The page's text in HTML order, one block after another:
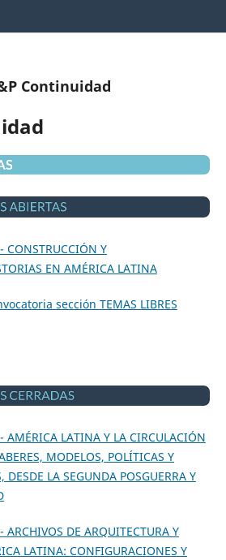
Continuidad
Y
EN AMÉRICA LATINA
sección TEMAS LIBRES
LATINA Y LA CIRCULACIÓN
MODELOS, POLÍTICAS Y
DESDE LA SEGUNDA POSGUERRA Y
DE ARQUITECTURA Y
LATINA: CONFIGURACIONES Y